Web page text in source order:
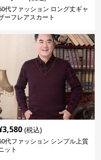
代ファッション ロング丈ギャ
ーフレアスカート
3,580 (税込)
代ファッション シンプル上質
ット